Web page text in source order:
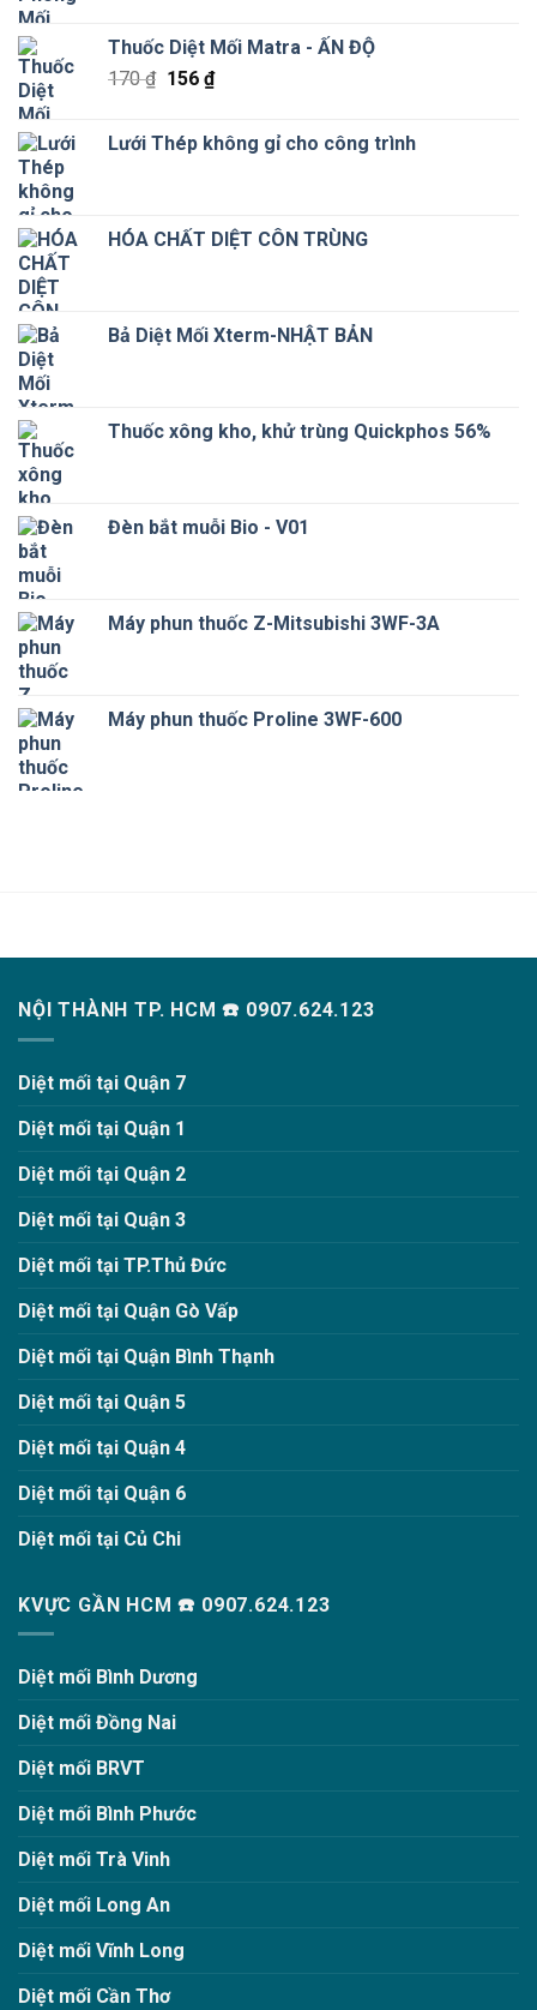
Thuốc Diệt Mối Matra - ẤN ĐỘ
170₫ Giá
170 ₫.
156 ₫Giá
là:
Lưới Thép không gỉ cho công trình
HÓA CHẤT DIỆT CÔN TRÙNG
Bả Diệt Mối Xterm-NHẬT BẢN
Thuốc xông kho, khử trùng Quickphos 56%
Đèn bắt muỗi Bio - V01
Máy phun thuốc Z-Mitsubishi 3WF-3A
Máy phun thuốc Proline 3WF-600
NỘI THÀNH TP. HCM ☎️ 0907.624.123
Diệt mối tại Quận 7
Diệt mối tại Quận 1
Diệt mối tại Quận 2
Diệt mối tại Quận 3
Diệt mối tại TP.Thủ Đức
Diệt mối tại Quận Gò Vấp
Diệt mối tại Quận Bình Thạnh
Diệt mối tại Quận 5
Diệt mối tại Quận 4
Diệt mối tại Quận 6
Diệt mối tại Củ Chi
KVỰC GẦN HCM ☎️ 0907.624.123
Diệt mối Bình Dương
Diệt mối Đồng Nai
Diệt mối BRVT
Diệt mối Bình Phước
Diệt mối Trà Vinh
Diệt mối Long An
Diệt mối Vĩnh Long
Diệt mối Cần Thơ